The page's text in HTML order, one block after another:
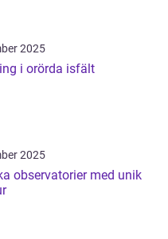
2025
i orörda isfält
2025
observatorier med unik